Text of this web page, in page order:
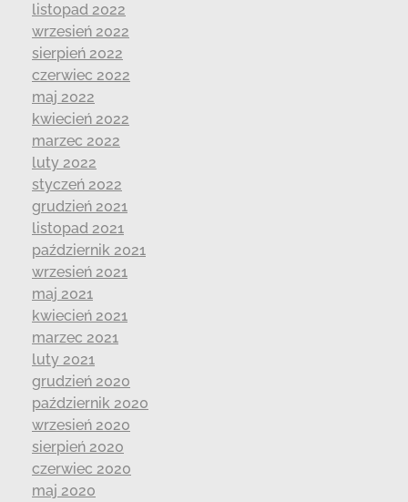
listopad 2022
wrzesień 2022
sierpień 2022
czerwiec 2022
maj 2022
kwiecień 2022
marzec 2022
luty 2022
styczeń 2022
grudzień 2021
listopad 2021
październik 2021
wrzesień 2021
maj 2021
kwiecień 2021
marzec 2021
luty 2021
grudzień 2020
październik 2020
wrzesień 2020
sierpień 2020
czerwiec 2020
maj 2020